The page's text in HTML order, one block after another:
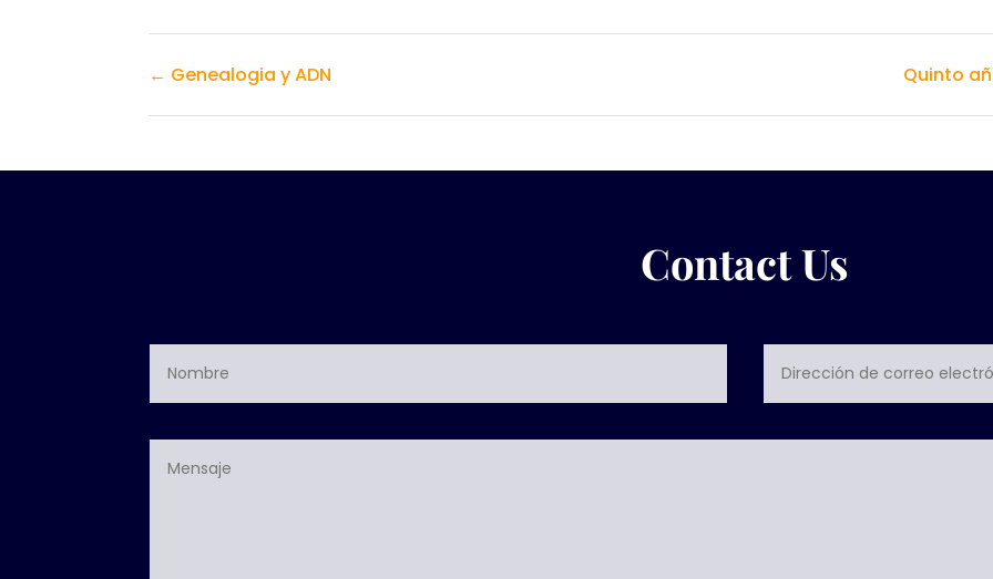
Genealogia y ADN Quinto
Contact Us